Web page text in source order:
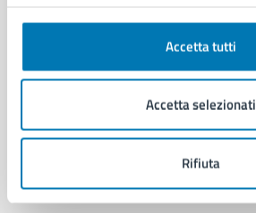
Accetta tutti
Accetta selezionati
Rifiuta
Autorizzazioni
Documenti e certificati
Educazione e formazione
Giustizia e sicurezza pubblica
Imprese e commercio
Vita lavorativa